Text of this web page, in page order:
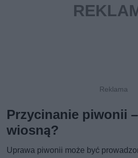
Przycinanie piwonii
wiosną?
Uprawa piwonii może być